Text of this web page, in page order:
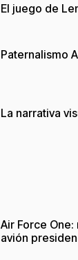
El juego de
Paternalismo
La narrativa
Air Force
avión